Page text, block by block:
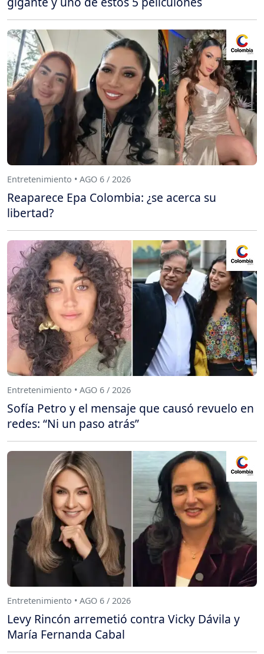
Entretenimiento • AGO 6 / 2026
Reaparece Epa Colombia: ¿se acerca su
libertad?
Entretenimiento • AGO 6 / 2026
Sofía Petro y el mensaje que causó revuelo en
redes: “Ni un paso atrás”
Entretenimiento • AGO 6 / 2026
Levy Rincón arremetió contra Vicky Dávila y
María Fernanda Cabal